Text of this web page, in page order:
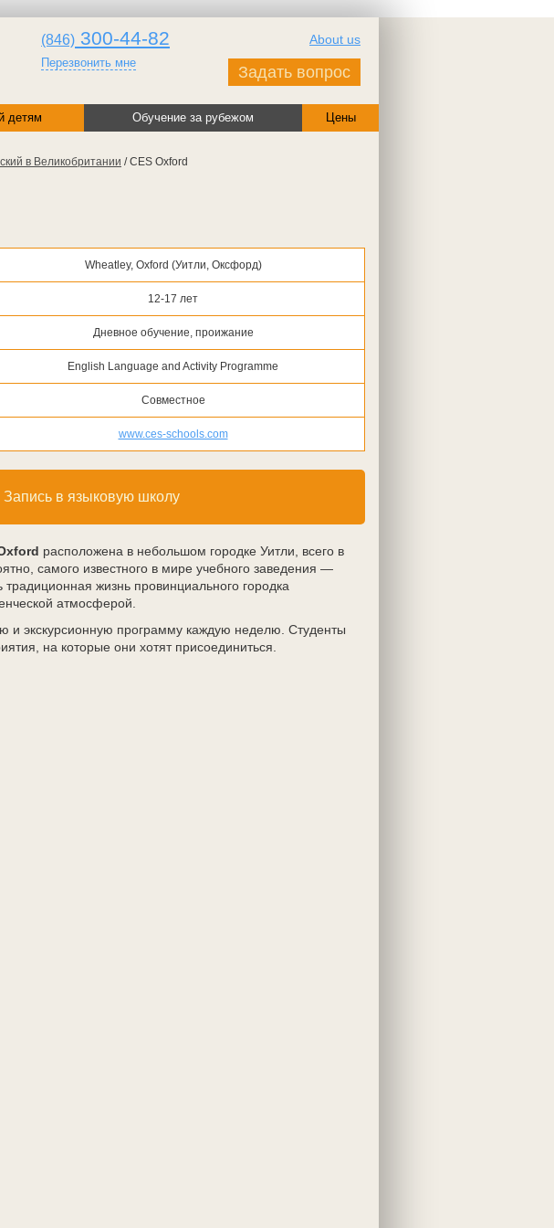
(846) 300-44-82
Перезвонить мне
About us
Задать вопрос
детям Обучение за рубежом Цены
в Великобритании / CES Oxford
Wheatley, Oxford (Уитли, Оксфорд)
12-17 лет
Дневное обучение, проижание
English Language and Activity Programme
Совместное
www.ces-schools.com
Запись в языковую школу
расположена в небольшом городке Уитли, всего в
самого известного в мире учебного заведения —
жизнь провинциального городка
атмосферой.
и экскурсионную программу каждую неделю. Студенты
на которые они хотят присоединиться.